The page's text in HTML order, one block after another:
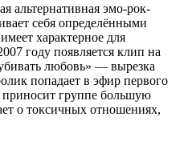
альтернативная эмо-рок-
себя определёнными
характерное для
году появляется клип на
любовь» — вырезка
попадает в эфир первого
приносит группе большую
о токсичных отношениях,